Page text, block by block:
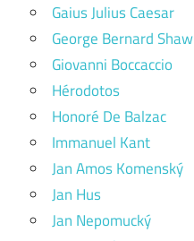
Gaius Julius Caesar
George Bernard Shaw
Giovanni Boccaccio
Hérodotos
Honoré De Balzac
Immanuel Kant
Jan Amos Komenský
Jan Hus
Jan Nepomucký